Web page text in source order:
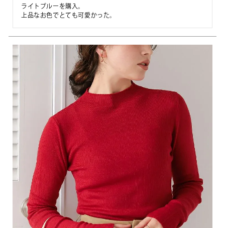
ライトブルーを購入。
上品なお色でとても可愛かった。